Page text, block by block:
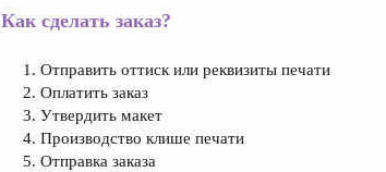
Как сделать заказ?
1. Отправить оттиск или реквизиты печати​
2. Оплатить заказ​
3. Утвердить макет​
4. Производство клише печати​
5. Отправка заказа​